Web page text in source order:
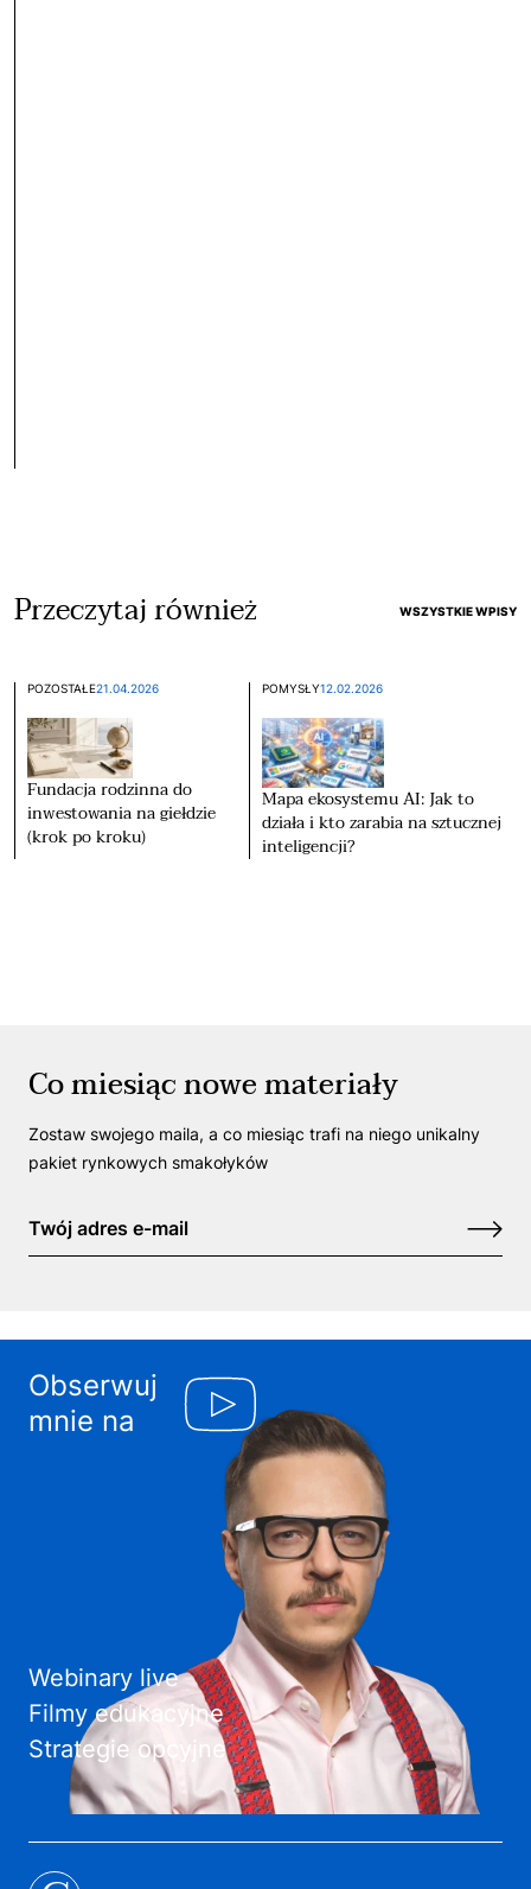
Przeczytaj również WSZYSTKIE WPISY
POZOSTAŁE21.04.2026
Fundacja rodzinna do
inwestowania na giełdzie
(krok po kroku)
POMYSŁY12.02.2026
Mapa ekosystemu AI: Jak to
działa i kto zarabia na sztucznej
inteligencji?
Co miesiąc nowe materiały
Zostaw swojego maila, a co miesiąc trafi na niego unikalny
pakiet rynkowych smakołyków
Obserwuj
mnie na
Webinary live
Filmy edukacyjne
Strategie opcyjne